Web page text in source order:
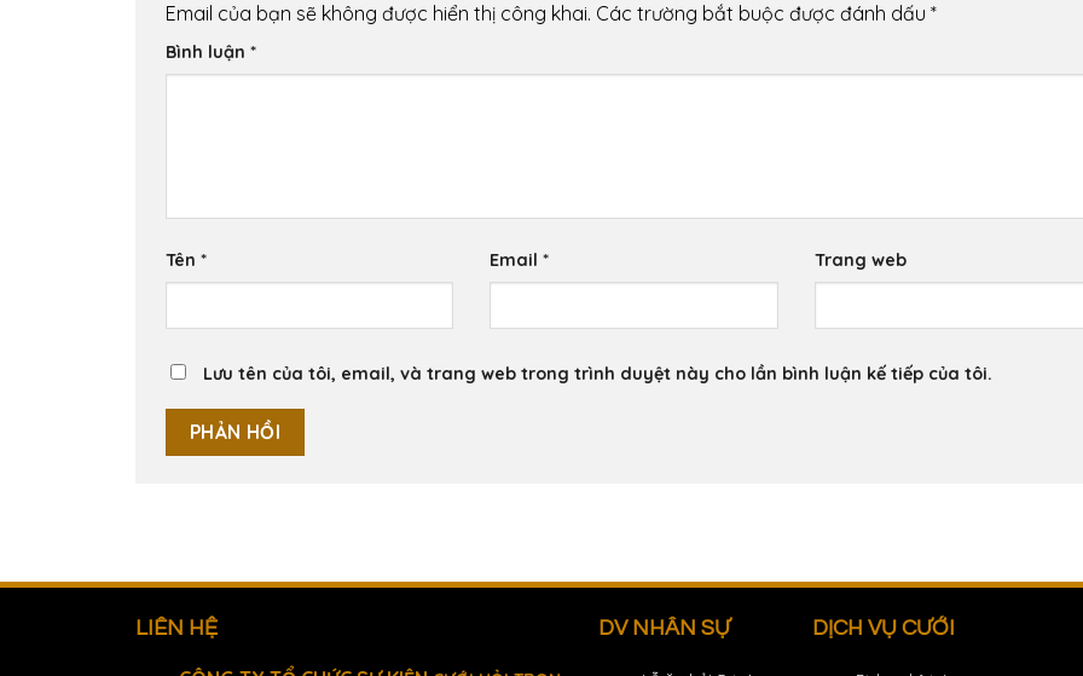
Email của bạn sẽ không được hiển thị công khai. Các trường bắt buộc được đánh dấu *
Bình luận *
Tên * Email* Trang web
Lưu tên của tôi, email, và trang web trong trình duyệt này cho lần bình luận kế tiếp của tôi.
LIÊN HỆ DV NHÂN SỰ DỊCH VỤ CƯỚI